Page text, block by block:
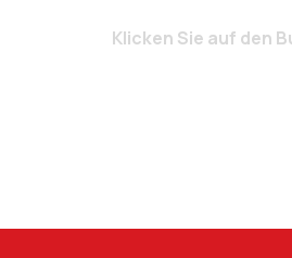
Klicken Sie auf den